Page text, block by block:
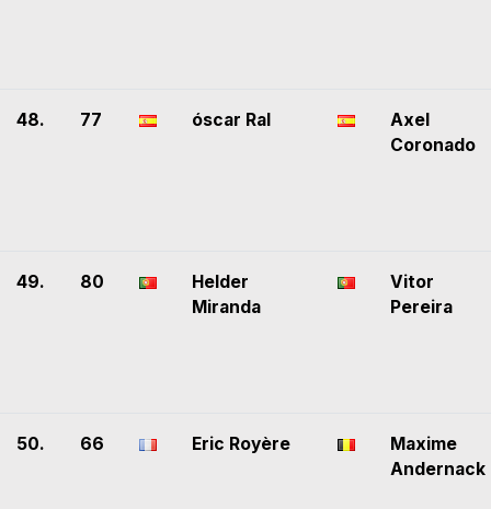
48. 77 óscar Ral
Axel
Coronado
49. 80
Helder
Miranda
Vitor
Pereira
50. 66 Eric Royère
Maxime
Andernack